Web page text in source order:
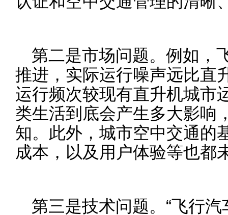
第二是市场问题。例如，
推进，实际运行噪声远比直
运行频次较现有直升机城市
类生活到底会产生多大影响
知。此外，城市空中交通的
成本，以及用户体验等也都
第三是技术问题。“飞行